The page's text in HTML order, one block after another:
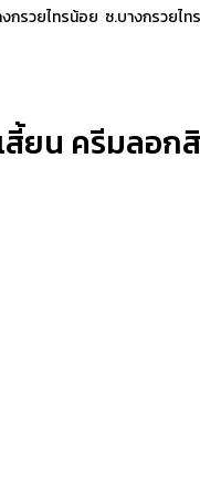
งกรวยไทรน้อย ซ.บางกรวยไ
ยน ครีมลอก